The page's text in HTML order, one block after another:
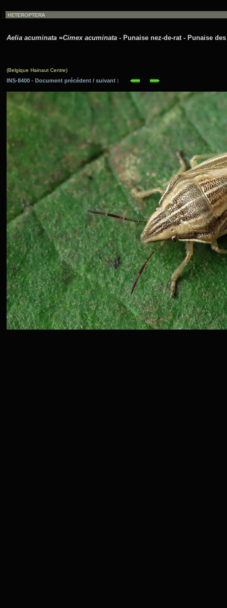
Aelia acuminata =Cimex acuminata - Punaise nez-de-rat - Punaise
(Belgique Hainaut Centre)
INS-8400 - Document précédent / suivant :